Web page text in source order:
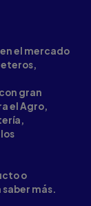
el mercado
gran
el Agro,
o
más.